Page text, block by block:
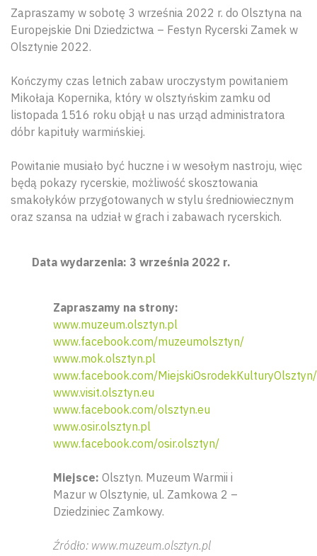
Zapraszamy w sobotę 3 września 2022 r. do Olsztyna na
Europejskie Dni Dziedzictwa – Festyn Rycerski Zamek w
Olsztynie 2022.
Kończymy czas letnich zabaw uroczystym powitaniem
Mikołaja Kopernika, który w olsztyńskim zamku od
listopada 1516 roku objął u nas urząd administratora
dóbr kapituły warmińskiej.
Powitanie musiało być huczne i w wesołym nastroju, więc
będą pokazy rycerskie, możliwość skosztowania
smakołyków przygotowanych w stylu średniowiecznym
oraz szansa na udział w grach i zabawach rycerskich.
Data wydarzenia: 3 września 2022 r.
Zapraszamy na strony:
www.muzeum.olsztyn.pl
www.facebook.com/muzeumolsztyn/
www.mok.olsztyn.pl
www.facebook.com/MiejskiOsrodekKulturyOlsztyn/
www.visit.olsztyn.eu
www.facebook.com/olsztyn.eu
www.osir.olsztyn.pl
www.facebook.com/osir.olsztyn/
Miejsce: Olsztyn. Muzeum Warmii i
Mazur w Olsztynie, ul. Zamkowa 2 –
Dziedziniec Zamkowy.
Źródło: www.muzeum.olsztyn.pl